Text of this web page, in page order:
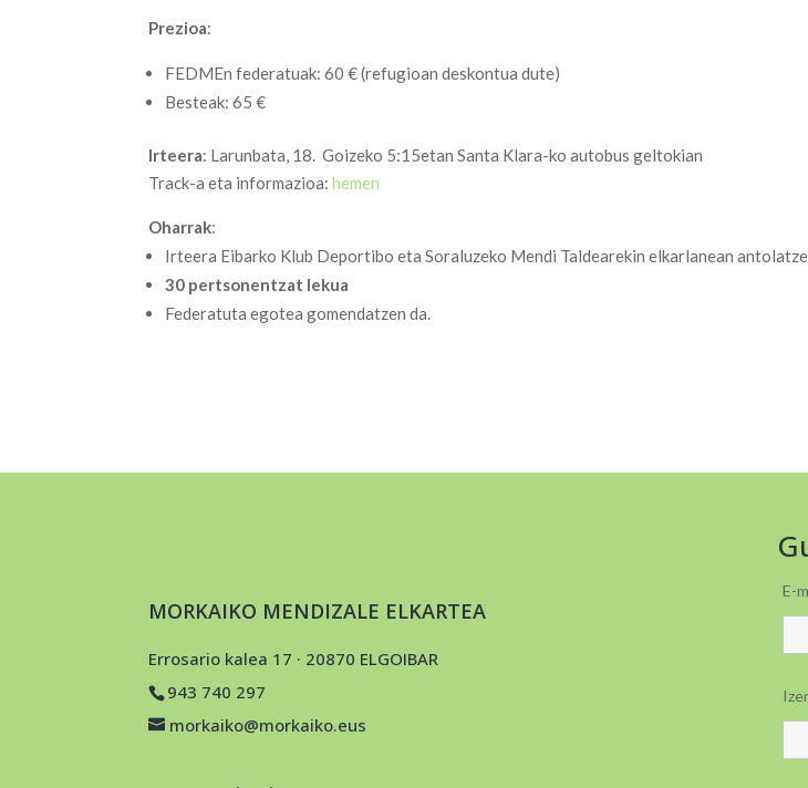
Prezioa:
FEDMEn federatuak: 60 € (refugioan deskontua dute)
Besteak: 65 €
Irteera: Larunbata, 18. Goizeko 5:15etan Santa Klara-ko autobus geltokian
Track-a eta informazioa:hemen
Oharrak:
Irteera Eibarko Klub Deportibo eta Soraluzeko Mendi Taldearekin elkarlanean
30 pertsonentzat lekua
Federatuta egotea gomendatzen da.
MORKAIKO MENDIZALE ELKARTEA
Errosario kalea 17 · 20870 ELGOIBAR
943 740 297
morkaiko@morkaiko.eus
E-